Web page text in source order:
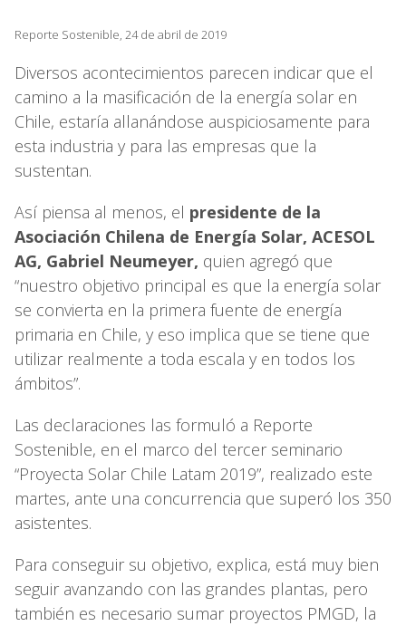
Reporte Sostenible, 24 de abril de 2019
Diversos acontecimientos parecen indicar que el
camino a la masificación de la energía solar en
Chile, estaría allanándose auspiciosamente para
esta industria y para las empresas que la
sustentan.
Así piensa al menos, el presidente de la
Asociación Chilena de Energía Solar, ACESOL
AG, Gabriel Neumeyer, quien agregó que
“nuestro objetivo principal es que la energía solar
se convierta en la primera fuente de energía
primaria en Chile, y eso implica que se tiene que
utilizar realmente a toda escala y en todos los
ámbitos”.
Las declaraciones las formuló a Reporte
Sostenible, en el marco del tercer seminario
“Proyecta Solar Chile Latam 2019”, realizado este
martes, ante una concurrencia que superó los 350
asistentes.
Para conseguir su objetivo, explica, está muy bien
seguir avanzando con las grandes plantas, pero
también es necesario sumar proyectos PMGD, la